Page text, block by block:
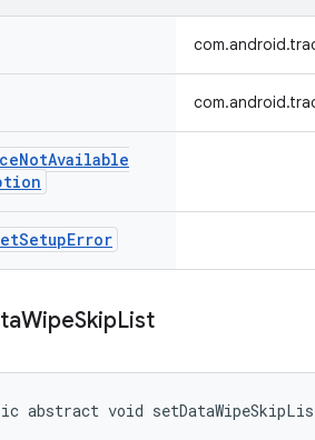
NotAvailable
SetupError
WipeSkipList
abstract void